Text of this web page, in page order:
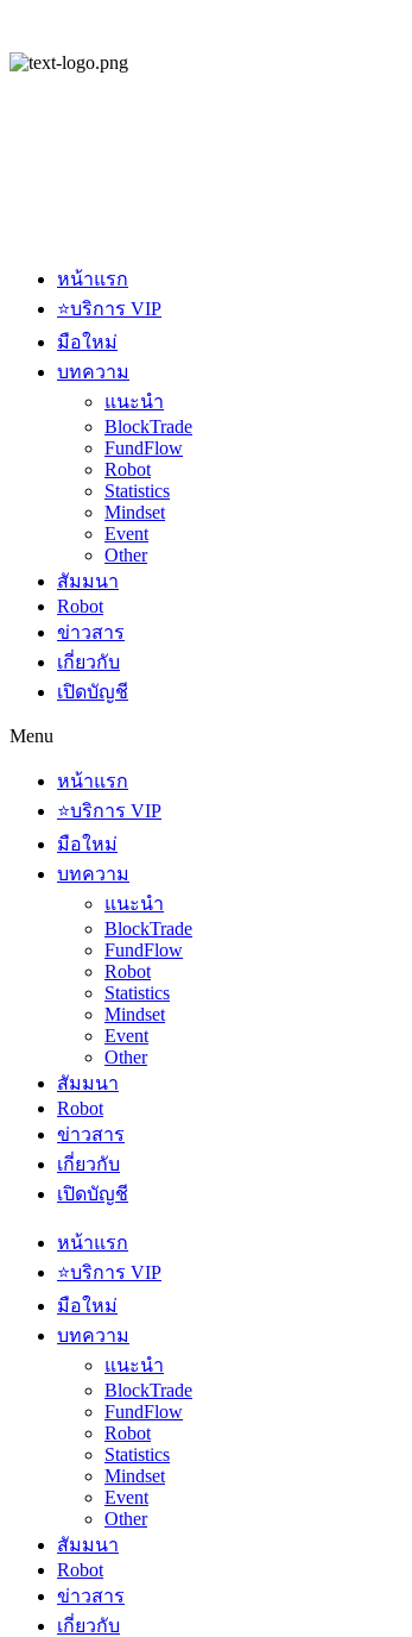
หน้าแรก
⭐บริการ VIP
มือใหม่
บทความ
แนะนำ
BlockTrade
FundFlow
Robot
Statistics
Mindset
Event
Other
สัมมนา
Robot
ข่าวสาร
เกี่ยวกับ
เปิดบัญชี
Menu
หน้าแรก
⭐บริการ VIP
มือใหม่
บทความ
แนะนำ
BlockTrade
FundFlow
Robot
Statistics
Mindset
Event
Other
สัมมนา
Robot
ข่าวสาร
เกี่ยวกับ
เปิดบัญชี
หน้าแรก
⭐บริการ VIP
มือใหม่
บทความ
แนะนำ
BlockTrade
FundFlow
Robot
Statistics
Mindset
Event
Other
สัมมนา
Robot
ข่าวสาร
เกี่ยวกับ